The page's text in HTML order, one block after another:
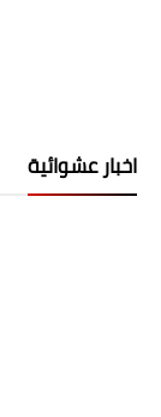
اخبار عشوائية